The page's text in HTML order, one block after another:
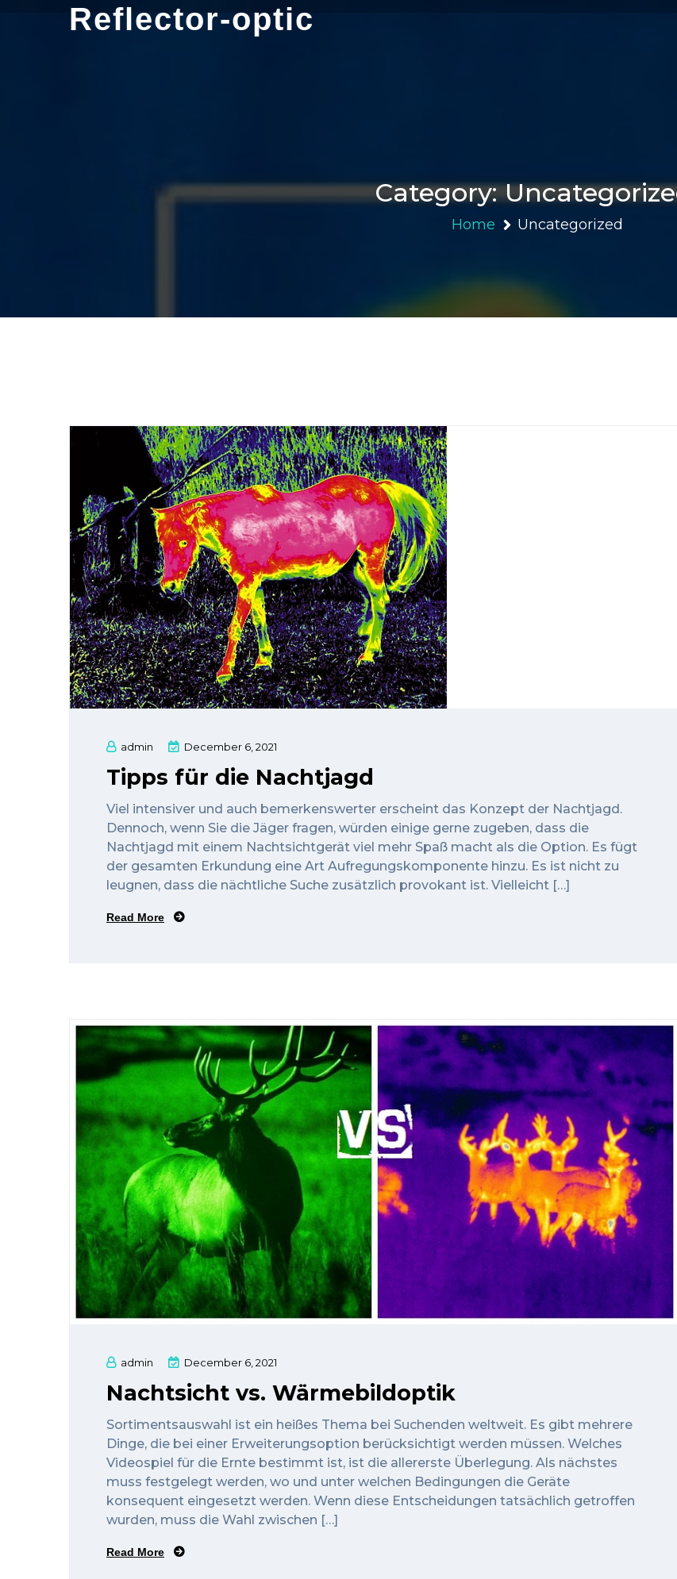
Reflector-optic
Category:
Home Uncategorized
admin December 6, 2021
Tipps für die Nachtjagd
Viel intensiver und auch bemerkenswerter erscheint das Konzept der Nachtjagd.
Dennoch, wenn Sie die Jäger fragen, würden einige gerne zugeben, dass die
Nachtjagd mit einem Nachtsichtgerät viel mehr Spaß macht als die Option. Es fügt
der gesamten Erkundung eine Art Aufregungskomponente hinzu. Es ist nicht zu
leugnen, dass die nächtliche Suche zusätzlich provokant ist. Vielleicht […]
Read More
admin December 6, 2021
Nachtsicht vs. Wärmebildoptik
Sortimentsauswahl ist ein heißes Thema bei Suchenden weltweit. Es gibt mehrere
Dinge, die bei einer Erweiterungsoption berücksichtigt werden müssen. Welches
Videospiel für die Ernte bestimmt ist, ist die allererste Überlegung. Als nächstes
muss festgelegt werden, wo und unter welchen Bedingungen die Geräte
konsequent eingesetzt werden. Wenn diese Entscheidungen tatsächlich getroffen
wurden, muss die Wahl zwischen […]
Read More